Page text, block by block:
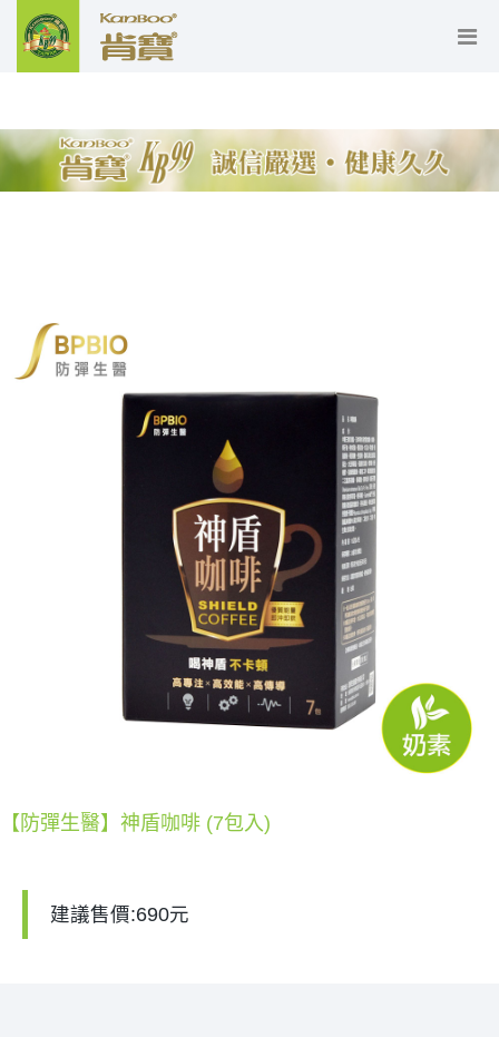
【防彈生醫】神盾咖啡 (7包入)
建議售價:690元